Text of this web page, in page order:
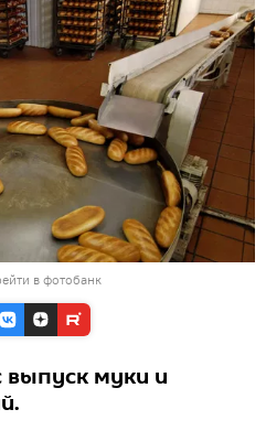
в фотобанк
выпуск муки и